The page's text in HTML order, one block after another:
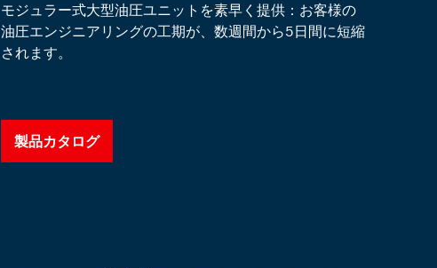
モジュラー式大型油圧ユニットを素早く提供：お客様の
油圧エンジニアリングの工期が、数週間から5日間に短縮
されます。
製品カタログ